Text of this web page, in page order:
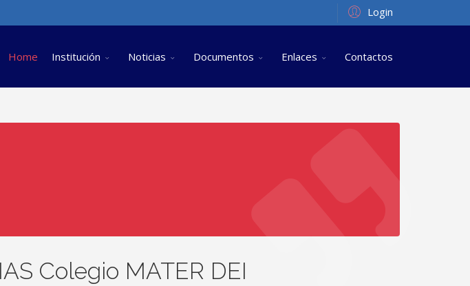
Login
Home Institución Noticias Documentos Enlaces Contactos
Colegio MATER DEI